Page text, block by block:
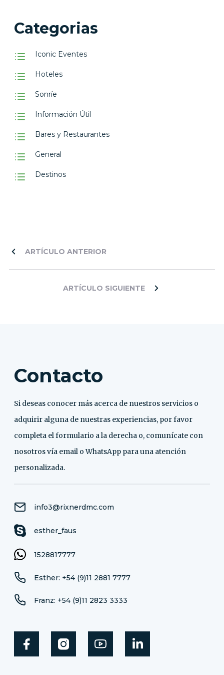
Categorias
Iconic Eventes
Hoteles
Sonríe
Información Útil
Bares y Restaurantes
General
Destinos
ARTÍCULO ANTERIOR
ARTÍCULO SIGUIENTE
Contacto
Si deseas conocer más acerca de nuestros servicios o
adquirir alguna de nuestras experiencias, por favor
completa el formulario a la derecha o, comunícate con
nosotros vía email o WhatsApp para una atención
personalizada.
info3@rixnerdmc.com
esther_faus
1528817777
Esther: +54 (9)11 2881 7777
Franz: +54 (9)11 2823 3333